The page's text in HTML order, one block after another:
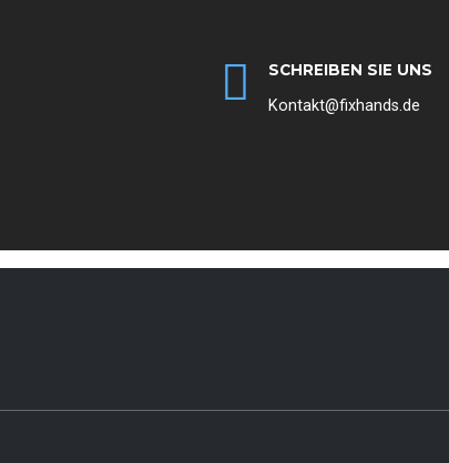
SCHREIBEN SIE UNS
Kontakt@fixhands.de